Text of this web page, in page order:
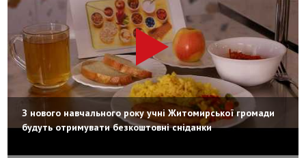
З нового навчального року учні Житомирської громади
будуть отримувати безкоштовні сніданки